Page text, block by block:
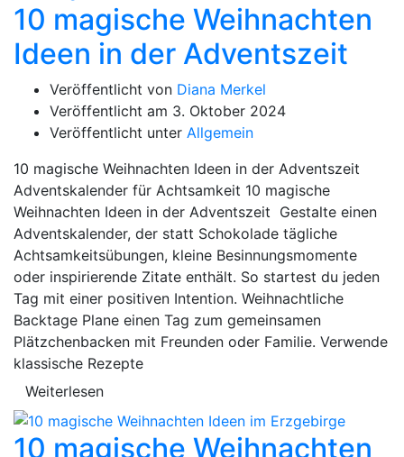
10 magische Weihnachten
Ideen in der Adventszeit
Veröffentlicht von Diana Merkel
Veröffentlicht am 3. Oktober 2024
Veröffentlicht unter Allgemein
10 magische Weihnachten Ideen in der Adventszeit
Adventskalender für Achtsamkeit 10 magische
Weihnachten Ideen in der Adventszeit Gestalte einen
Adventskalender, der statt Schokolade tägliche
Achtsamkeitsübungen, kleine Besinnungsmomente
oder inspirierende Zitate enthält. So startest du jeden
Tag mit einer positiven Intention. Weihnachtliche
Backtage Plane einen Tag zum gemeinsamen
Plätzchenbacken mit Freunden oder Familie. Verwende
klassische Rezepte
Weiterlesen
10 magische Weihnachten